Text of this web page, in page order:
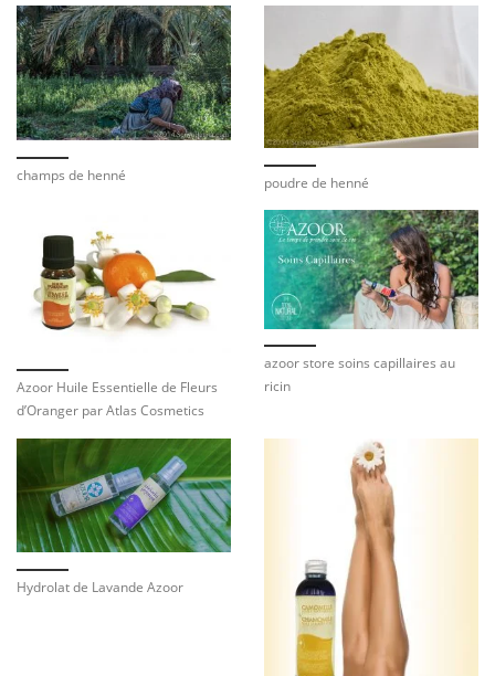
champs de henné poudre de henné
Azoor Huile Essentielle de Fleurs
d’Oranger par Atlas Cosmetics
azoor store soins capillaires au
ricin
Hydrolat de Lavande Azoor